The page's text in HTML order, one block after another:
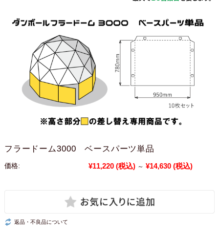
フラードーム3000 ベースパーツ単品
価格: ¥11,220 (税込) ～ ¥14,630 (税込)
返品・不良品について